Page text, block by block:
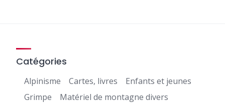
Catégories
Alpinisme Cartes, livres
Enfants et jeunes
Grimpe
Matériel de montagne divers